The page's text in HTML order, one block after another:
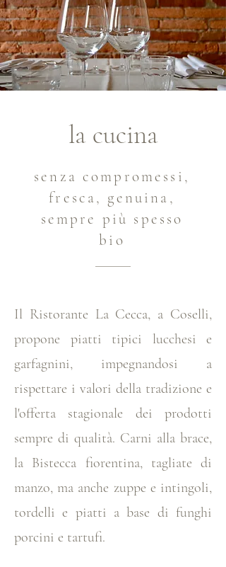
la cucina
senza compromessi,
fresca, genuina,
sempre più spesso
bio
Il Ristorante La Cecca, a Coselli,
propone piatti tipici lucchesi e
garfagnini, impegnandosi a
rispettare i valori della tradizione e
l'offerta stagionale dei prodotti
sempre di qualità. Carni alla brace,
la Bistecca fiorentina, tagliate di
manzo, ma anche zuppe e intingoli,
tordelli e piatti a base di funghi
porcini e tartufi.